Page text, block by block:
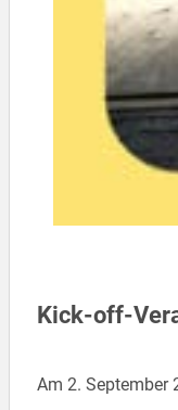
Kick-off-
Am 2. September